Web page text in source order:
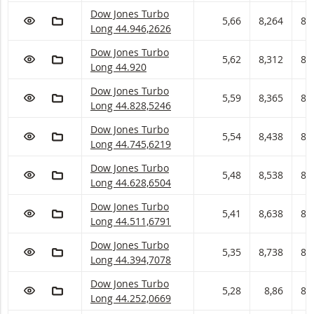
VOEG TOE AAN WATCHLIST
AAN PORTFOLIO TOEVOEGEN
Dow Jones Turbo Long Met stop loss-niveau
Dow Jones Turbo
Long 44.946,2626
5,66 8,264
VOEG TOE AAN WATCHLIST
AAN PORTFOLIO TOEVOEGEN
Dow Jones Turbo Long Met stop loss-niveau
Dow Jones Turbo
Long 44.920
5,62 8,312
VOEG TOE AAN WATCHLIST
AAN PORTFOLIO TOEVOEGEN
Dow Jones Turbo Long Met stop loss-niveau
Dow Jones Turbo
Long 44.828,5246
5,59 8,365
VOEG TOE AAN WATCHLIST
AAN PORTFOLIO TOEVOEGEN
Dow Jones Turbo Long Met stop loss-niveau
Dow Jones Turbo
Long 44.745,6219
5,54 8,438
VOEG TOE AAN WATCHLIST
AAN PORTFOLIO TOEVOEGEN
Dow Jones Turbo Long Met stop loss-niveau
Dow Jones Turbo
Long 44.628,6504
5,48 8,538
VOEG TOE AAN WATCHLIST
AAN PORTFOLIO TOEVOEGEN
Dow Jones Turbo Long Met stop loss-niveau
Dow Jones Turbo
Long 44.511,6791
5,41 8,638
VOEG TOE AAN WATCHLIST
AAN PORTFOLIO TOEVOEGEN
Dow Jones Turbo Long Met stop loss-niveau
Dow Jones Turbo
Long 44.394,7078
5,35 8,738
VOEG TOE AAN WATCHLIST
AAN PORTFOLIO TOEVOEGEN
Dow Jones Turbo Long Met stop loss-niveau
Dow Jones Turbo
Long 44.252,0669
5,28 8,86